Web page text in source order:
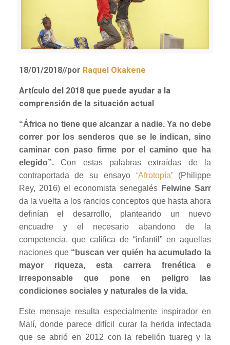
18/01/2018//por Raquel Okakene
Artículo del 2018 que puede ayudar a la
comprensión de la situación actual
“África no tiene que alcanzar a nadie. Ya no debe
correr por los senderos que se le indican, sino
caminar con paso firme por el camino que ha
elegido”.Con estas palabras extraídas de la
contraportada de su ensayo ‘Afrotopía’ (Philippe
Rey, 2016) el economista senegalés Felwine Sarr
da la vuelta a los rancios conceptos que hasta ahora
definían el desarrollo, planteando un nuevo
encuadre y el necesario abandono de la
competencia, que califica de “infantil” en aquellas
naciones que “buscan ver quién ha acumulado la
mayor riqueza, esta carrera frenética e
irresponsable que pone en peligro las
condiciones sociales y naturales de la vida.
Este mensaje resulta especialmente inspirador en
Malí, donde parece difícil curar la herida infectada
que se abrió en 2012 con la rebelión tuareg y la